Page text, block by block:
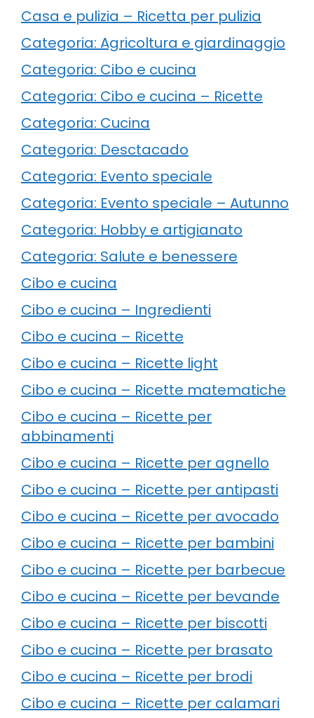
Casa e pulizia – Ricetta per pulizia
Categoria: Agricoltura e giardinaggio
Categoria: Cibo e cucina
Categoria: Cibo e cucina – Ricette
Categoria: Cucina
Categoria: Desctacado
Categoria: Evento speciale
Categoria: Evento speciale – Autunno
Categoria: Hobby e artigianato
Categoria: Salute e benessere
Cibo e cucina
Cibo e cucina – Ingredienti
Cibo e cucina – Ricette
Cibo e cucina – Ricette light
Cibo e cucina – Ricette matematiche
Cibo e cucina – Ricette per
abbinamenti
Cibo e cucina – Ricette per agnello
Cibo e cucina – Ricette per antipasti
Cibo e cucina – Ricette per avocado
Cibo e cucina – Ricette per bambini
Cibo e cucina – Ricette per barbecue
Cibo e cucina – Ricette per bevande
Cibo e cucina – Ricette per biscotti
Cibo e cucina – Ricette per brasato
Cibo e cucina – Ricette per brodi
Cibo e cucina – Ricette per calamari